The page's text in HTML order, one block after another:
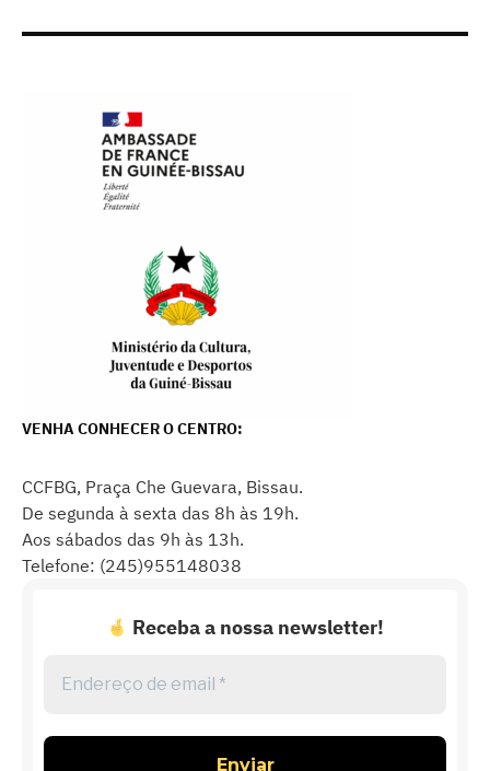
VENHA CONHECER O CENTRO:
CCFBG, Praça Che Guevara, Bissau.
De segunda à sexta das 8h às 19h.
Aos sábados das 9h às 13h.
Telefone: (245)955148038
Receba a nossa newsletter!
de
*